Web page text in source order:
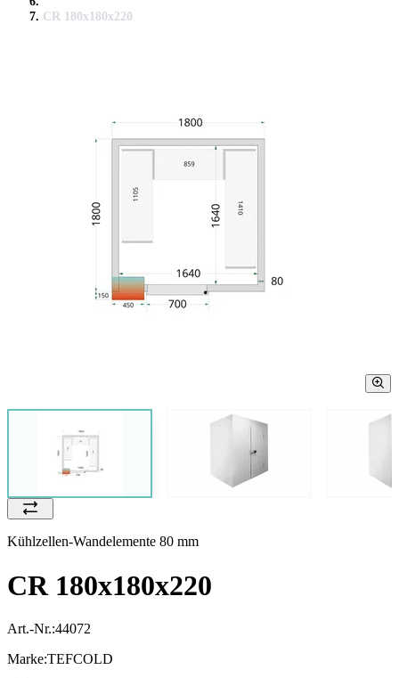
CR 180x180x220
Kühlzellen-Wandelemente 80 mm
CR 180x180x220
Art.-Nr.:44072
Marke:TEFCOLD